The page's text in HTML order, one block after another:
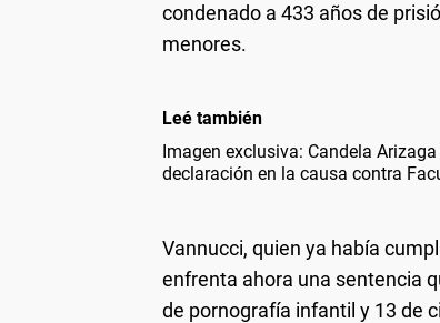
condenado a 433 años de
menores.
Leé también
Imagen exclusiva: Candela
declaración en la causa contra
Vannucci, quien ya había
enfrenta ahora una sentencia
de pornografía infantil y 13 de